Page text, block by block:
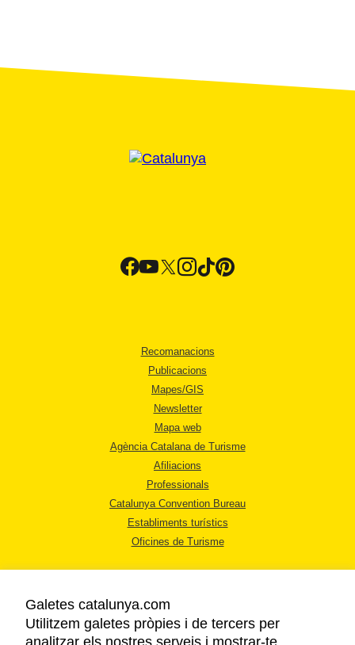
Recomanacions
Publicacions
Mapes/GIS
Newsletter
Mapa web
Agència Catalana de Turisme
Afiliacions
Professionals
Catalunya Convention Bureau
Establiments turístics
Oficines de Turisme
Galetes catalunya.com
Utilitzem galetes pròpies i de tercers per
analitzar els nostres serveis i mostrar-te